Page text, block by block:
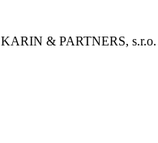
KARIN & PARTNERS, s.r.o.